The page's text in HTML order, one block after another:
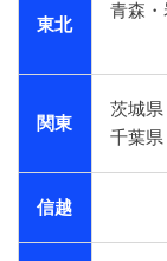
東北
青森
関東
茨城県
千葉
信越